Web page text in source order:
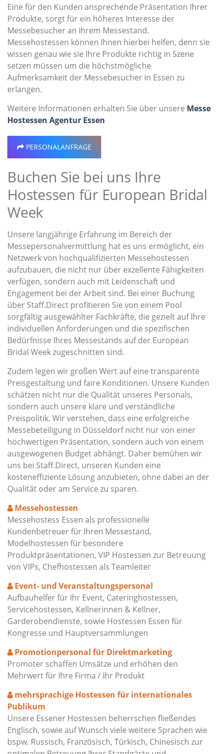
Eine für den Kunden ansprechende Präsentation Ihrer
Produkte, sorgt für ein höheres Interesse der
Messebesucher an Ihrem Messestand.
Messehostessen können Ihnen hierbei helfen, denn sie
wissen genau wie sie Ihre Produkte richtig in Szene
setzen müssen um die höchstmögliche
Aufmerksamkeit der Messebesucher in Essen zu
erlangen.
Weitere Informationen erhalten Sie über unsere Messe
Hostessen Agentur Essen
PERSONALANFRAGE
Buchen Sie bei uns Ihre
Hostessen für European Bridal
Week
Unsere langjährige Erfahrung im Bereich der
Messepersonalvermittlung hat es uns ermöglicht, ein
Netzwerk von hochqualifizierten Messehostessen
aufzubauen, die nicht nur über exzellente Fähigkeiten
verfügen, sondern auch mit Leidenschaft und
Engagement bei der Arbeit sind. Bei einer Buchung
über Staff.Direct profitieren Sie von einem Pool
sorgfältig ausgewählter Fachkräfte, die gezielt auf Ihre
individuellen Anforderungen und die spezifischen
Bedürfnisse Ihres Messestands auf der European
Bridal Week zugeschnitten sind.
Zudem legen wir großen Wert auf eine transparente
Preisgestaltung und faire Konditionen. Unsere Kunden
schätzen nicht nur die Qualität unseres Personals,
sondern auch unsere klare und verständliche
Preispolitik. Wir verstehen, dass eine erfolgreiche
Messebeteiligung in Düsseldorf nicht nur von einer
hochwertigen Präsentation, sondern auch von einem
ausgewogenen Budget abhängt. Daher bemühen wir
uns bei Staff.Direct, unseren Kunden eine
kosteneffiziente Lösung anzubieten, ohne dabei an der
Qualität oder am Service zu sparen.
Messehostessen
Messehostess Essen als professionelle
Kundenbetreuer für Ihren Messestand,
Modelhostessen für besondere
Produktpräsentationen, VIP Hostessen zur Betreuung
von VIPs, Chefhostessen als Teamleiter
Event- und Veranstaltungspersonal
Aufbauhelfer für Ihr Event, Cateringhostessen,
Servicehostessen, Kellnerinnen & Kellner,
Garderobendienste, sowie Hostessen Essen für
Kongresse und Hauptversammlungen
Promotionpersonal für Direktmarketing
Promoter schaffen Umsätze und erhöhen den
Mehrwert für Ihre Firma / Ihr Produkt
mehrsprachige Hostessen für internationales
Publikum
Unsere Essener Hostessen beherrschen fließendes
Englisch, sowie auf Wunsch viele weitere Sprachen wie
bspw. Russisch, Französisch, Türkisch, Chinesisch zur